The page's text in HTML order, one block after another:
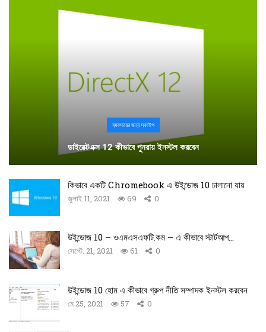
ব্যবসায়ের জন্য স্কাইপ
ডাইরেক্টএক্স 12 কীভাবে পুনরায় ইনস্টল করবেন
কিভাবে একটি Chromebook এ উইন্ডোজ 10 চালানো যায়
জুলাই 11, 2021 69 0
উইন্ডোজ 10 – ওএমএসএফটি.কম – এ কীভাবে স্টার্টআপ…
সেপ্টে. 21, 2021 61 0
উইন্ডোজ 10 হোম এ কীভাবে গ্রুপ নীতি সম্পাদক ইনস্টল করবেন
মে 25, 2021 57 0